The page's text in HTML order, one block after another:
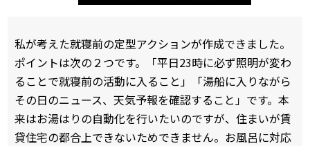
私が考えた就寝前の定型アクションが作成できました。
ポイントは次の２つです。「平日23時に必ず照明が変わ
ることで就寝前の活動に入ること」「湯船に入りながら
その日のニュース、天気予報を確認すること」です。本
来はお湯はりの自動化を行いたいのですが、住まいが賃
貸住宅の都合上できないためできません。お風呂に対応